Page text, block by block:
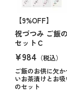
【9%OFF】
祝づつみ ご飯
セットＣ
¥984 （税込）
ご飯のお供に欠
いお茶漬けとお
のセット